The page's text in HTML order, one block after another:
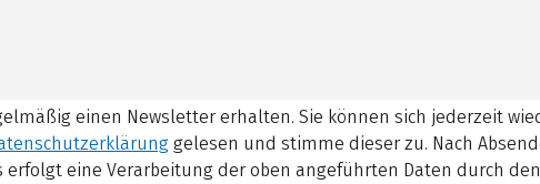
einen Newsletter erhalten. Sie können sich jederzeit
gelesen und stimme dieser zu. Nach
eine Verarbeitung der oben angeführten Daten durch den